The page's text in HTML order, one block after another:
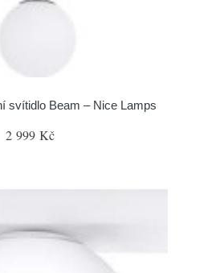
svítidlo Beam – Nice Lamps
2 999 Kč